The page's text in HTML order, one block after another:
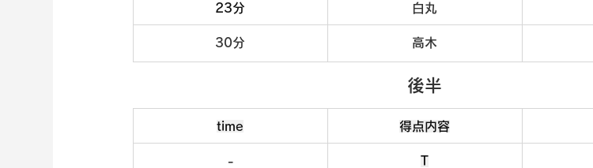
23分 白丸
30分 高木
後半
time 得点内容
- T